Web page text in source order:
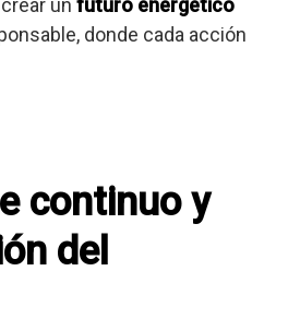
un futuro energético
donde cada acción
continuo y
del